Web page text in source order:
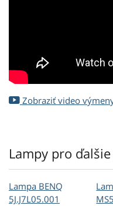
Zobraziť video
Lampy pro
Lampa BENQ
5J.J7L05.001